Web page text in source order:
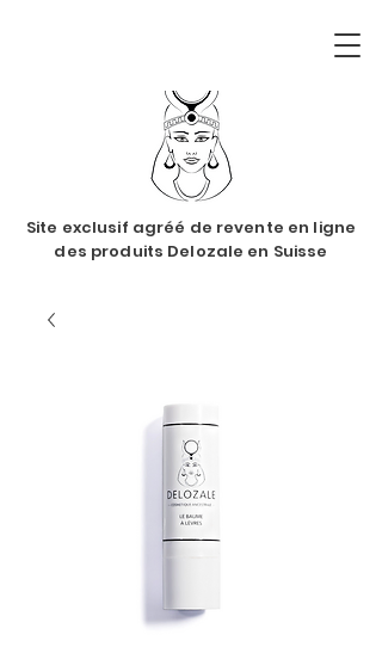
Site exclusif agréé de revente en ligne
des produits Delozale en Suisse